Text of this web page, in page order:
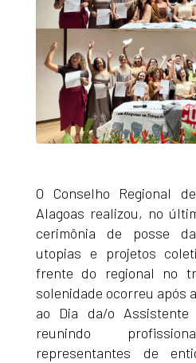
O Conselho Regional
Alagoas realizou, no
cerimônia de posse
utopias e projetos
frente do regional no
solenidade ocorreu após
ao Dia da/o Assistente
reunindo
representantes de